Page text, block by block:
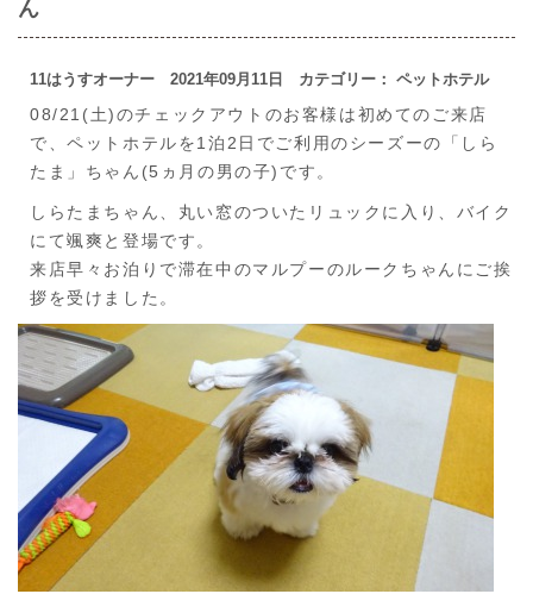
ん
11はうすオーナー 2021年09月11日 カテゴリー： ペットホテル
08/21(土)のチェックアウトのお客様は初めてのご来店
で、ペットホテルを1泊2日でご利用のシーズーの「しら
たま」ちゃん(5ヵ月の男の子)です。
しらたまちゃん、丸い窓のついたリュックに入り、バイク
にて颯爽と登場です。
来店早々お泊りで滞在中のマルプーのルークちゃんにご挨
拶を受けました。